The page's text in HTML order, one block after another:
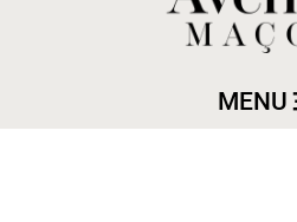
MENU